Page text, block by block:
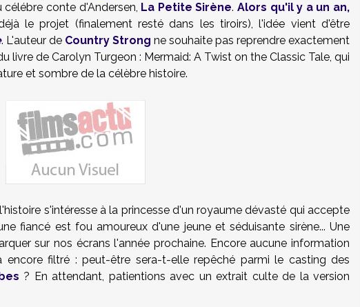
célébre conte d'Andersen, La Petite Sirène.Alors qu'il y a un an,
le projet (finalement resté dans les tiroirs), l'idée vient d'être
. L'auteur de Country Strong ne souhaite pas reprendre exactement
livre de Carolyn Turgeon : Mermaid: A Twist on the Classic Tale, qui
et sombre de la célèbre histoire.
s'intéresse à la princesse d'un royaume dévasté qui accepte
fiancé est fou amoureux d'une jeune et séduisante sirène... Une
sur nos écrans l'année prochaine. Encore aucune information
encore filtré : peut-être sera-t-elle repêché parmi le casting des
? En attendant, patientions avec un extrait culte de la version